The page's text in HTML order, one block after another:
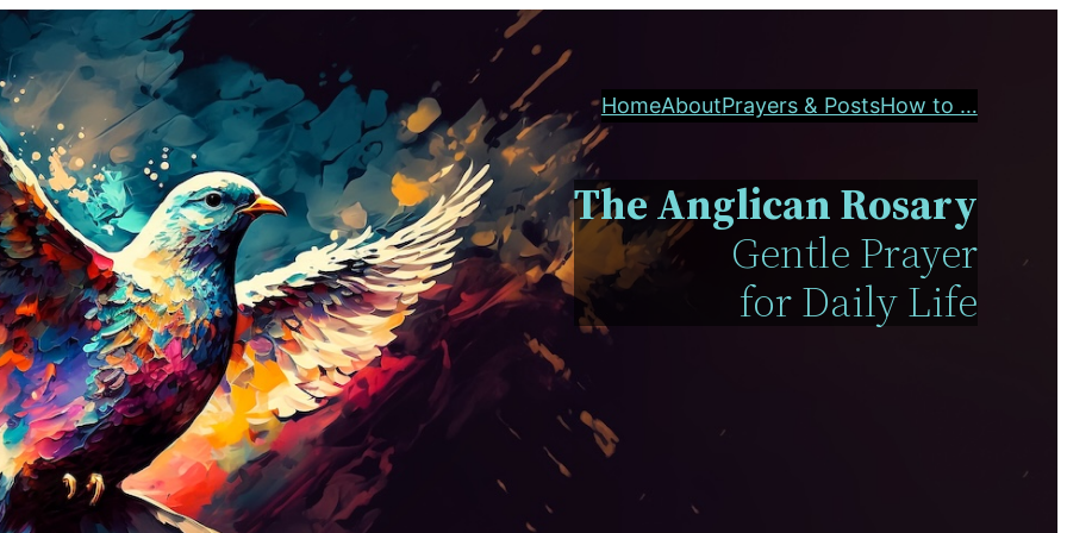
HomeAboutPrayers & PostsHow to …
The Anglican Rosary
Gentle Prayer
for Daily Life